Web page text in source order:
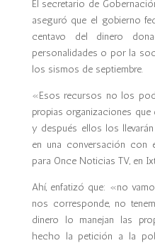
El secretario de
aseguró que el gobierno
centavo del dinero
personalidades o por la
los sismos de septiembre.
«Esos recursos no los
propias organizaciones
y después ellos los
en una conversación con
para Once Noticias TV, en
Ahí, enfatizó que: «no
nos corresponde, no
dinero lo manejan las
hecho la petición a la